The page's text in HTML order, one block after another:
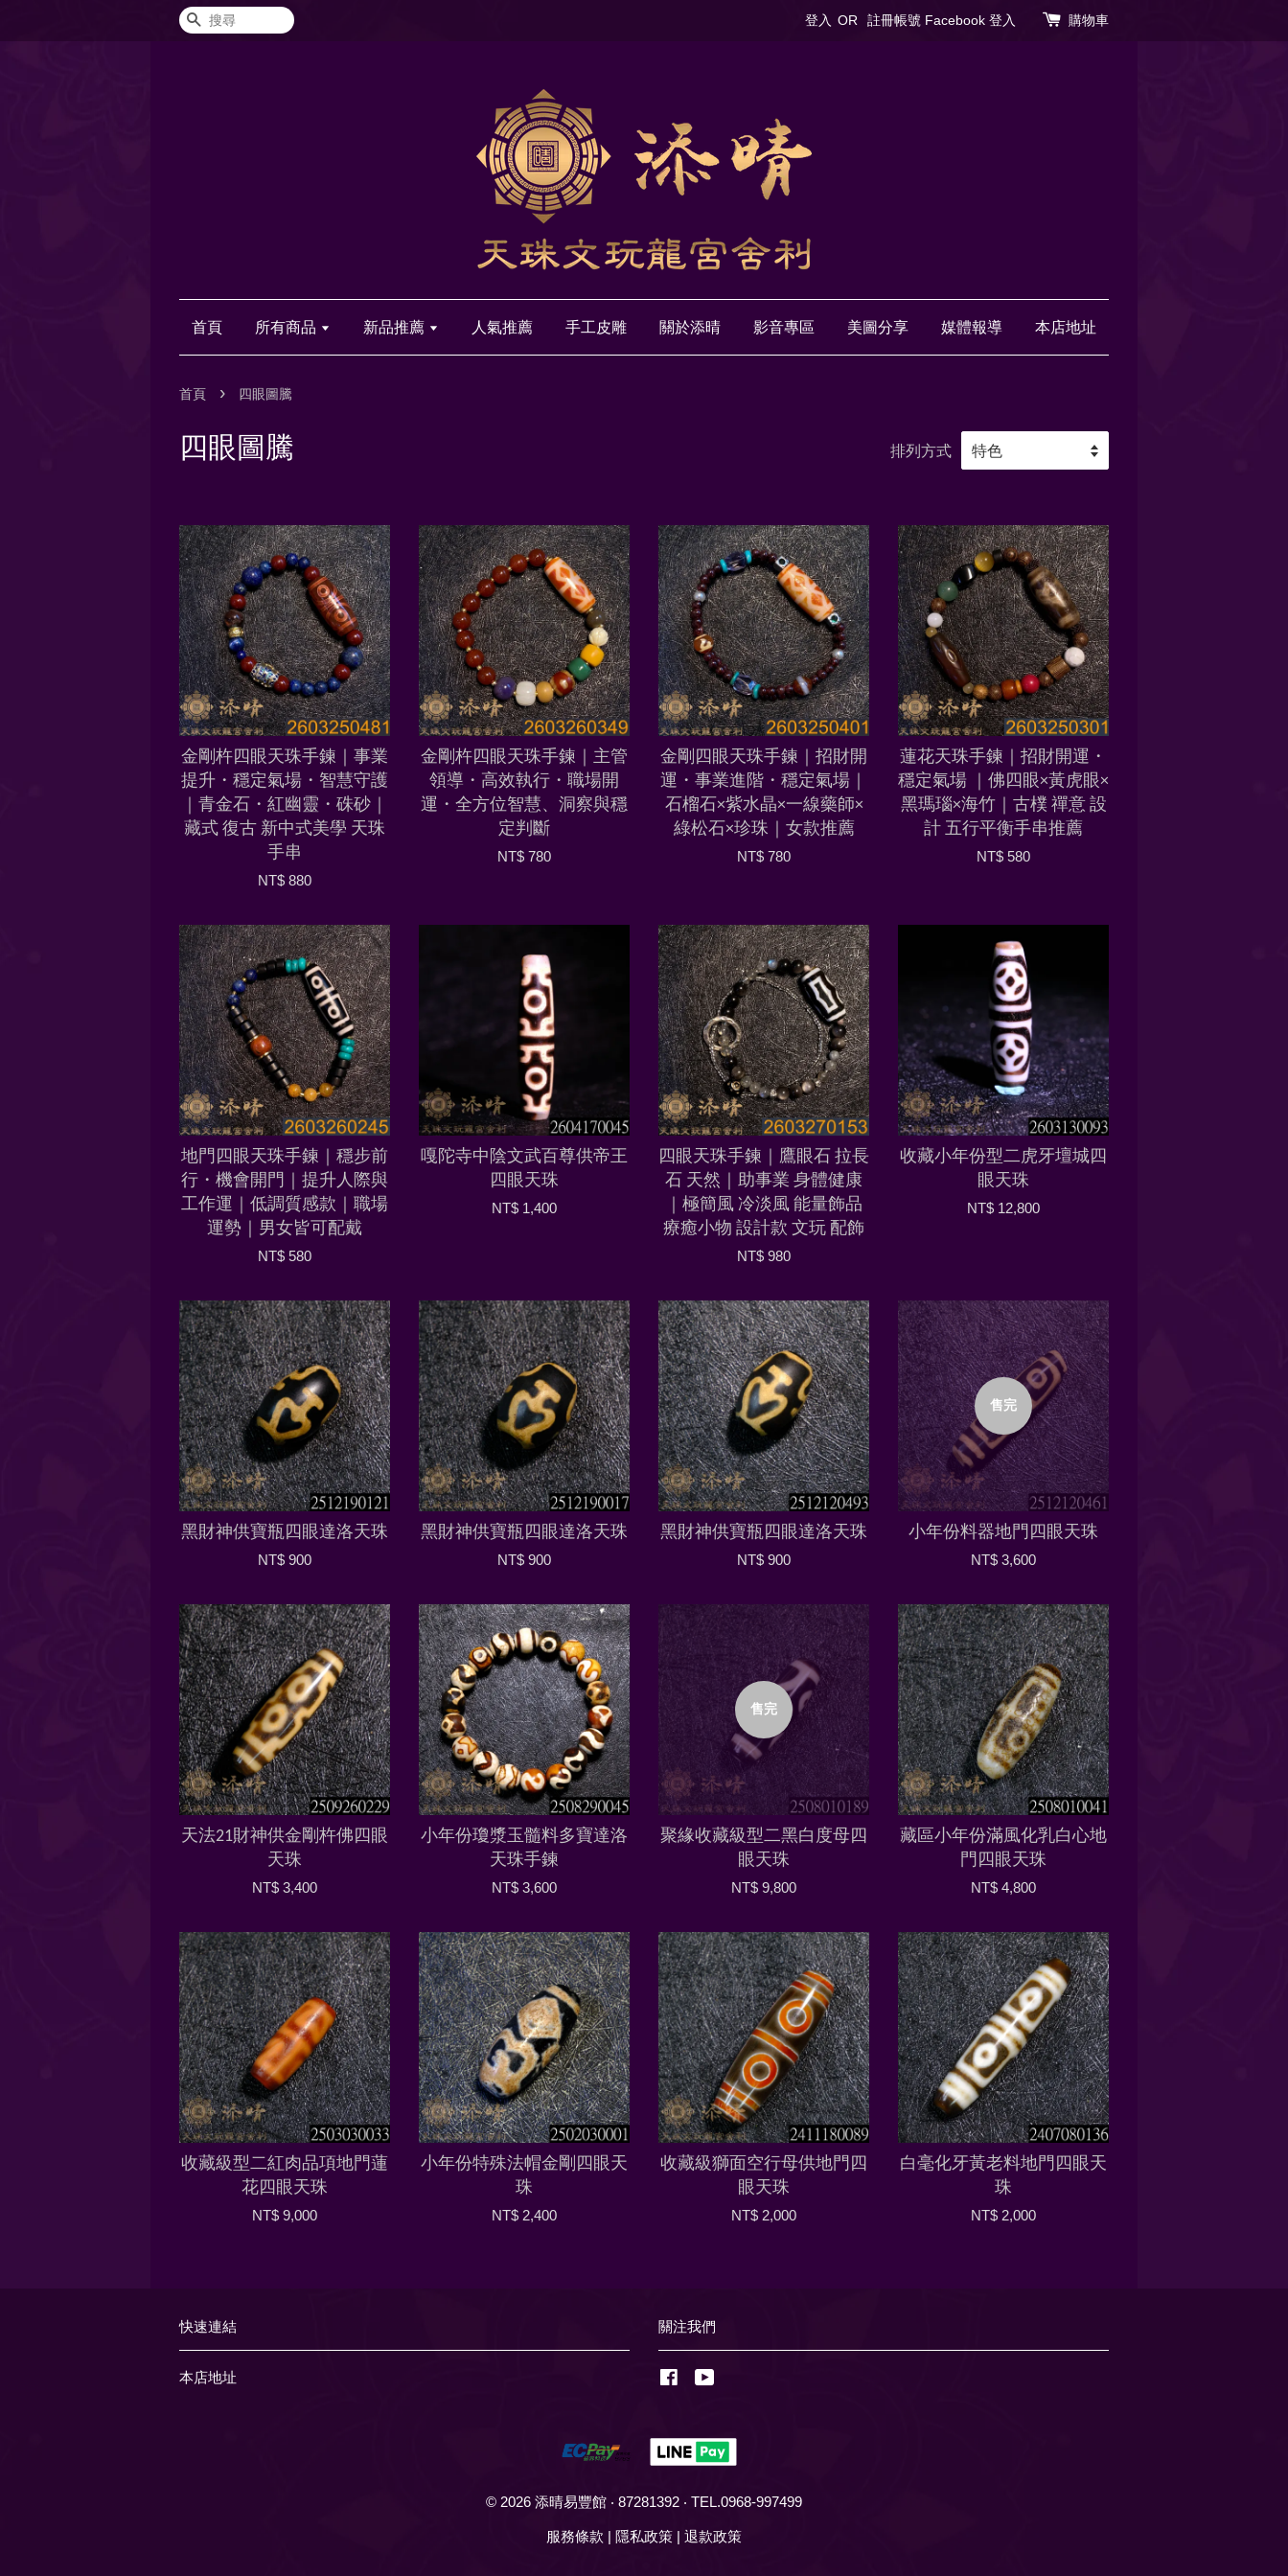
搜尋 登入 OR 註冊帳號 Facebook 登入 購物車
首頁 所有商品 新品推薦 人氣推薦 手工皮雕 關於添晴 影音專區 美圖分享 媒體報導 本店地址
首頁 › 四眼圖騰
四眼圖騰 排列方式
金剛杵四眼天珠手鍊｜事業
提升・穩定氣場・智慧守護
｜青金石・紅幽靈・硃砂｜
藏式 復古 新中式美學 天珠
手串
NT$ 880
金剛杵四眼天珠手鍊｜主管
領導・高效執行・職場開
運・全方位智慧、洞察與穩
定判斷
NT$ 780
金剛四眼天珠手鍊｜招財開
運・事業進階・穩定氣場｜
石榴石×紫水晶×一線藥師×
綠松石×珍珠｜女款推薦
NT$ 780
蓮花天珠手鍊｜招財開運・
穩定氣場 ｜佛四眼×黃虎眼×
黑瑪瑙×海竹｜古樸 禪意 設
計 五行平衡手串推薦
NT$ 580
地門四眼天珠手鍊｜穩步前
行・機會開門｜提升人際與
工作運｜低調質感款｜職場
運勢｜男女皆可配戴
NT$ 580
嘎陀寺中陰文武百尊供帝王
四眼天珠
NT$ 1,400
四眼天珠手鍊｜鷹眼石 拉長
石 天然｜助事業 身體健康
｜極簡風 冷淡風 能量飾品
療癒小物 設計款 文玩 配飾
NT$ 980
收藏小年份型二虎牙壇城四
眼天珠
NT$ 12,800
黑財神供寶瓶四眼達洛天珠
NT$ 900
黑財神供寶瓶四眼達洛天珠
NT$ 900
黑財神供寶瓶四眼達洛天珠
NT$ 900
售完
小年份料器地門四眼天珠
NT$ 3,600
天法21財神供金剛杵佛四眼
天珠
NT$ 3,400
小年份瓊漿玉髓料多寶達洛
天珠手鍊
NT$ 3,600
售完
聚緣收藏級型二黑白度母四
眼天珠
NT$ 9,800
藏區小年份滿風化乳白心地
門四眼天珠
NT$ 4,800
收藏級型二紅肉品項地門蓮
花四眼天珠
NT$ 9,000
小年份特殊法帽金剛四眼天
珠
NT$ 2,400
收藏級獅面空行母供地門四
眼天珠
NT$ 2,000
白毫化牙黃老料地門四眼天
珠
NT$ 2,000
快速連結
本店地址
關注我們
Facebook
© 2026 添晴易豐館 ‧ 87281392 ‧ TEL.0968-997499
服務條款 | 隱私政策 | 退款政策